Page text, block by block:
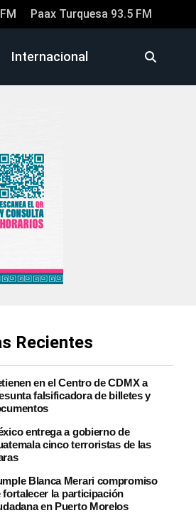
Paax Turquesa 93.5 FM
Internacional
Recientes
en el Centro de CDMX a
falsificadora de billetes y
entrega a gobierno de
cinco terroristas de las
Blanca Merari compromiso
fortalecer la participación
en Puerto Morelos